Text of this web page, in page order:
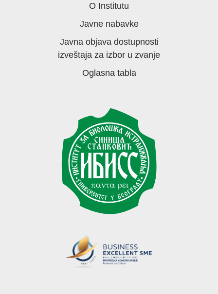
O Institutu
Javne nabavke
Javna objava dostupnosti
izveštaja za izbor u zvanje
Oglasna tabla